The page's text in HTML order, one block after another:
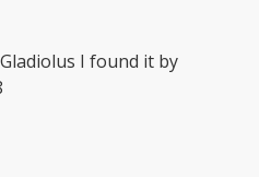
I found it by